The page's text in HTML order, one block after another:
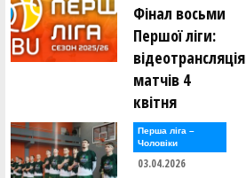
Фінал восьми
Першої ліги:
відеотрансляція
матчів 4
квітня
Перша лiга –
Чоловiки
03.04.2026